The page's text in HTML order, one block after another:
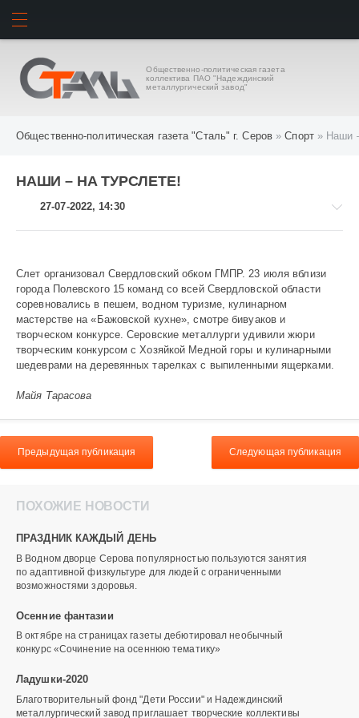
Общественно-политическая газета
коллектива ПАО "Надеждинский
металлургический завод"
Общественно-политическая газета "Сталь" г. Серов »Спорт» Наши
НАШИ – НА ТУРСЛЕТЕ!
27-07-2022, 14:30
Спорт
744
Слет организовал Свердловский обком ГМПР. 23 июля вблизи
города Полевского 15 команд со всей Свердловской области
соревновались в пешем, водном туризме, кулинарном
мастерстве на «Бажовской кухне», смотре бивуаков и
творческом конкурсе. Серовские металлурги удивили жюри
творческим конкурсом с Хозяйкой Медной горы и кулинарными
шедеврами на деревянных тарелках с выпиленными ящерками.
Майя Тарасова
Предыдущая публикация Следующая публикация
ПОХОЖИЕ НОВОСТИ
ПРАЗДНИК КАЖДЫЙ ДЕНЬ
В Водном дворце Серова популярностью пользуются занятия
по адаптивной физкультуре для людей с ограниченными
возможностями здоровья.
Осенние фантазии
В октябре на страницах газеты дебютировал необычный
конкурс «Сочинение на осеннюю тематику»
Ладушки-2020
Благотворительный фонд "Дети России" и Надеждинский
металлургический завод приглашает творческие коллективы